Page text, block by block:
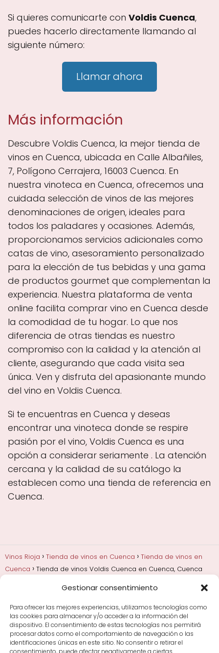
Gestionar consentimiento
Para ofrecer las mejores experiencias, utilizamos tecnologías como
las cookies para almacenar y/o acceder a la información del
dispositivo. El consentimiento de estas tecnologías nos permitirá
procesar datos como el comportamiento de navegación o las
identificaciones únicas en este sitio. No consentir o retirar el
consentimiento, puede afectar negativamente a ciertas
Si quieres comunicarte con Voldis Cuenca,
puedes hacerlo directamente llamando al
siguiente número:
Llamar ahora
Más información
Descubre Voldis Cuenca, la mejor tienda de
vinos en Cuenca, ubicada en Calle Albañiles,
7, Polígono Cerrajera, 16003 Cuenca. En
nuestra vinoteca en Cuenca, ofrecemos una
cuidada selección de vinos de las mejores
denominaciones de origen, ideales para
todos los paladares y ocasiones. Además,
proporcionamos servicios adicionales como
catas de vino, asesoramiento personalizado
para la elección de tus bebidas y una gama
de productos gourmet que complementan la
experiencia. Nuestra plataforma de venta
online facilita comprar vino en Cuenca desde
la comodidad de tu hogar. Lo que nos
diferencia de otras tiendas es nuestro
compromiso con la calidad y la atención al
cliente, asegurando que cada visita sea
única. Ven y disfruta del apasionante mundo
del vino en Voldis Cuenca.
Si te encuentras en Cuenca y deseas
encontrar una vinoteca donde se respire
pasión por el vino, Voldis Cuenca es una
opción a considerar seriamente . La atención
cercana y la calidad de su catálogo la
establecen como una tienda de referencia en
Cuenca.
Vinos Rioja Tienda de vinos en Cuenca
Tienda de vinos en
Cuenca
Tienda de vinos Voldis Cuenca en Cuenca, Cuenca
Añadas, crianza y guarda
Bodegas y marcas de
Comprar vino
Rioja y guías de regalo
Cultura del vino y
curiosidades
Enoturismo en Rioja
Maridajes y vino en la mesa Tiendas de vino por